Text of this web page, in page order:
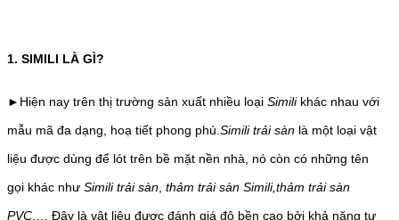
1. SIMILI LÀ GÌ?
►Hiện nay trên thị trường sản xuất nhiều loại Similikhác nhau với
mẫu mã đa dạng, hoạ tiết phong phú. Simili trải sàn là một loại vật
liệu được dùng để lót trên bề mặt nền nhà, nó còn có những tên
gọi khác như Simili trải sàn thảm trải sàn Simili,thảm trải sàn
PVC ,… Đây là vật liệu được đánh giá độ bền cao bởi khả năng tự